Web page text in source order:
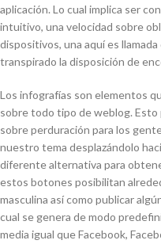
aplicación. Lo cual implica ser
intuitivo, una velocidad sobre
dispositivos, una aquí­ es
transpirado la disposición de
Los infografías son elementos
sobre todo tipo de weblog.
sobre perduración para los
nuestro tema desplazándolo
diferente alternativa para
estos botones posibilitan
masculina así­ como publicar
cual se genera de modo
media igual que Facebook,